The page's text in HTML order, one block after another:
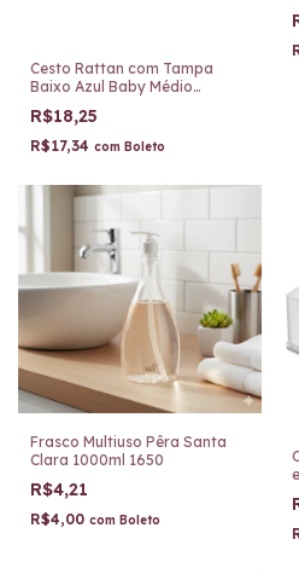
Cesto Rattan com Tampa
Baixo Azul Baby Médio
R$18,25
R$17,34 com Boleto
Frasco Multiuso Pêra Santa
Clara 1000ml 1650
R$4,21
R$4,00 com Boleto